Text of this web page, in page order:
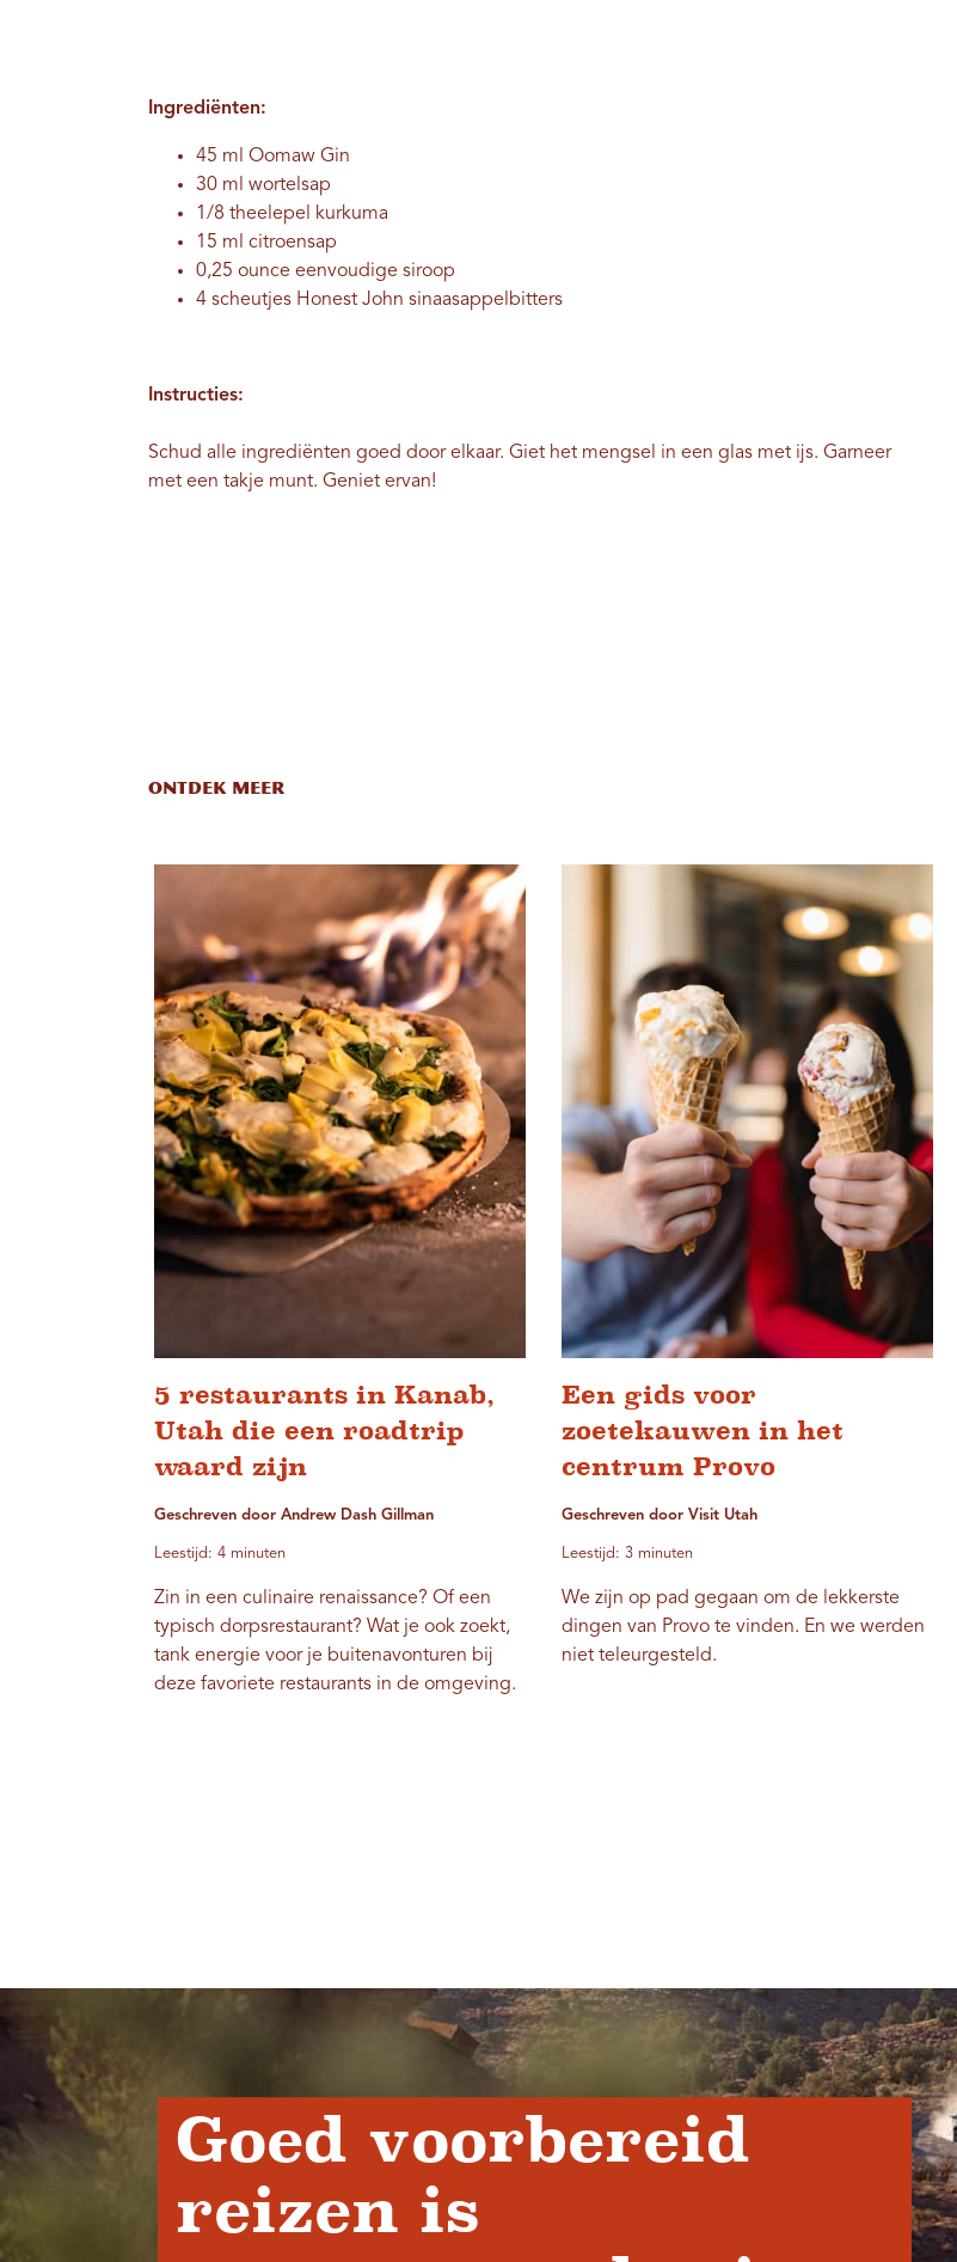
Ingrediënten:
45 ml Oomaw Gin
30 ml wortelsap
1/8 theelepel kurkuma
15 ml citroensap
0,25 ounce eenvoudige siroop
4 scheutjes Honest John sinaasappelbitters
Instructies:
Schud alle ingrediënten goed door elkaar. Giet het mengsel in een glas met ijs. Garneer
met een takje munt. Geniet ervan!
ONTDEK MEER
5 restaurants in Kanab,
Utah die een roadtrip
waard zijn
Geschreven door Andrew Dash Gillman
Leestijd: 4 minuten
Zin in een culinaire renaissance? Of een
typisch dorpsrestaurant? Wat je ook zoekt,
tank energie voor je buitenavonturen bij
deze favoriete restaurants in de omgeving.
Een gids voor
zoetekauwen in het
centrum Provo
Geschreven door Visit Utah
Leestijd: 3 minuten
We zijn op pad gegaan om de lekkerste
dingen van Provo te vinden. En we werden
niet teleurgesteld.
Goed voorbereid
reizen is